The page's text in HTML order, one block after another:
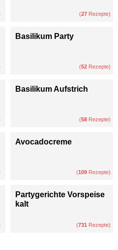
(27 Rezepte)
Basilikum Party
(52 Rezepte)
Basilikum Aufstrich
(58 Rezepte)
Avocadocreme
(109 Rezepte)
Partygerichte Vorspeise
kalt
(731 Rezepte)